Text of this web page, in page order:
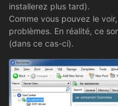
installerez plus tard).
Comme vous pouvez le
problèmes. En réalité, ce
(dans ce cas-ci).